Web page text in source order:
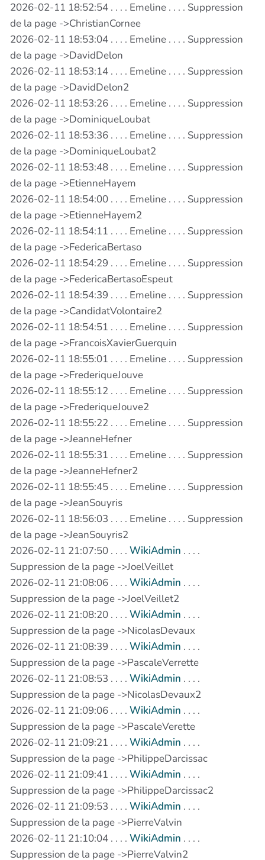
2026-02-11 18:52:54 . . . . Emeline . . . . Suppression
de la page ->ChristianCornee
2026-02-11 18:53:04 . . . . Emeline . . . . Suppression
de la page ->DavidDelon
2026-02-11 18:53:14 . . . . Emeline . . . . Suppression
de la page ->DavidDelon2
2026-02-11 18:53:26 . . . . Emeline . . . . Suppression
de la page ->DominiqueLoubat
2026-02-11 18:53:36 . . . . Emeline . . . . Suppression
de la page ->DominiqueLoubat2
2026-02-11 18:53:48 . . . . Emeline . . . . Suppression
de la page ->EtienneHayem
2026-02-11 18:54:00 . . . . Emeline . . . . Suppression
de la page ->EtienneHayem2
2026-02-11 18:54:11 . . . . Emeline . . . . Suppression
de la page ->FedericaBertaso
2026-02-11 18:54:29 . . . . Emeline . . . . Suppression
de la page ->FedericaBertasoEspeut
2026-02-11 18:54:39 . . . . Emeline . . . . Suppression
de la page ->CandidatVolontaire2
2026-02-11 18:54:51 . . . . Emeline . . . . Suppression
de la page ->FrancoisXavierGuerquin
2026-02-11 18:55:01 . . . . Emeline . . . . Suppression
de la page ->FrederiqueJouve
2026-02-11 18:55:12 . . . . Emeline . . . . Suppression
de la page ->FrederiqueJouve2
2026-02-11 18:55:22 . . . . Emeline . . . . Suppression
de la page ->JeanneHefner
2026-02-11 18:55:31 . . . . Emeline . . . . Suppression
de la page ->JeanneHefner2
2026-02-11 18:55:45 . . . . Emeline . . . . Suppression
de la page ->JeanSouyris
2026-02-11 18:56:03 . . . . Emeline . . . . Suppression
de la page ->JeanSouyris2
2026-02-11 21:07:50 . . . . WikiAdmin . . . .
Suppression de la page ->JoelVeillet
2026-02-11 21:08:06 . . . . WikiAdmin . . . .
Suppression de la page ->JoelVeillet2
2026-02-11 21:08:20 . . . . WikiAdmin . . . .
Suppression de la page ->NicolasDevaux
2026-02-11 21:08:39 . . . . WikiAdmin . . . .
Suppression de la page ->PascaleVerrette
2026-02-11 21:08:53 . . . . WikiAdmin . . . .
Suppression de la page ->NicolasDevaux2
2026-02-11 21:09:06 . . . . WikiAdmin . . . .
Suppression de la page ->PascaleVerette
2026-02-11 21:09:21 . . . . WikiAdmin . . . .
Suppression de la page ->PhilippeDarcissac
2026-02-11 21:09:41 . . . . WikiAdmin . . . .
Suppression de la page ->PhilippeDarcissac2
2026-02-11 21:09:53 . . . . WikiAdmin . . . .
Suppression de la page ->PierreValvin
2026-02-11 21:10:04 . . . . WikiAdmin . . . .
Suppression de la page ->PierreValvin2